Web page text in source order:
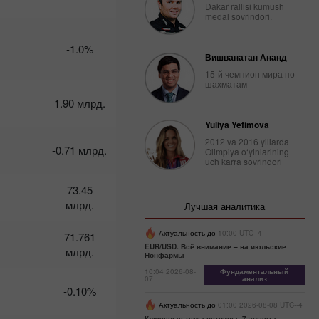
доллар на
февраля:
портфелей
из-за
07:45 2025-
02-25 UTC+3
на 24-25
-1.0%
1.90 млрд.
-0.71 млрд.
73.45
млрд.
71.761
млрд.
-0.10%
Dakar rallisi kumush
medal sovrindori.
Вишванатан Ананд
15-й чемпион мира по
шахматам
Yuliya Yefimova
2012 va 2016 yillarda
Olimpiya o‘yinlarining
uch karra sovrindori
Лучшая аналитика
Актуальность до 10:00 UTC--4
EUR/USD. Всё внимание – на июльские
Нонфармы
10:04 2026-08-
07
Фундаментальный
анализ
Актуальность до 01:00 2026-08-08 UTC--4